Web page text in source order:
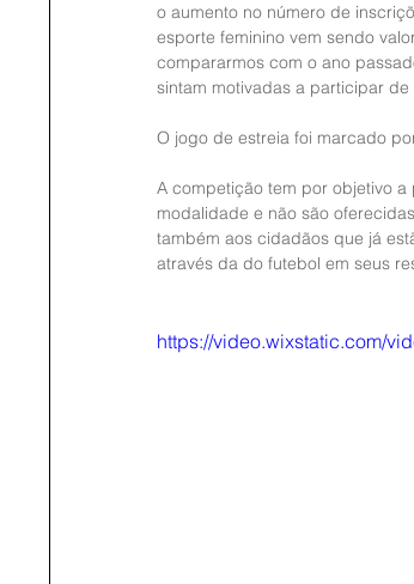
o aumento no número de
esporte feminino vem sendo
compararmos com o ano
sintam motivadas a participar
O jogo de estreia foi marcado
A competição tem por objetivo
modalidade e não são
também aos cidadãos que já
através da do futebol em seus
https://video.wixstatic.com/